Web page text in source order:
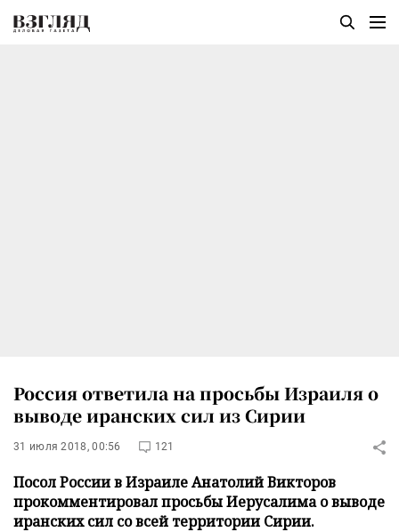
Россия ответила на просьбы Израиля о
выводе иранских сил из Сирии
31 июля 2018, 00:56 121
Посол России в Израиле Анатолий Викторов
прокомментировал просьбы Иерусалима о выводе
иранских сил со всей территории Сирии.